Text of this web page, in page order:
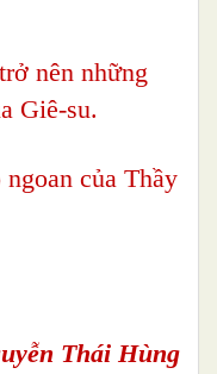
nên những
Giê-su.
của Thầy
Thái Hùng